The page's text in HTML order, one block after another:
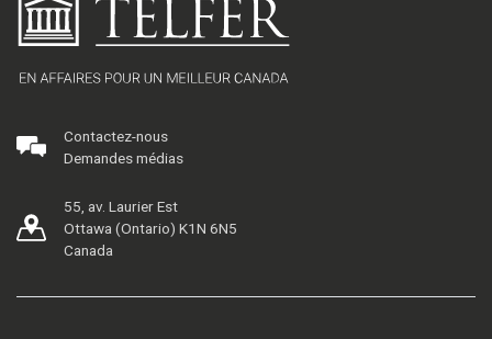
Contactez-nous
Demandes médias
55, av. Laurier Est
Ottawa (Ontario) K1N 6N5
Canada